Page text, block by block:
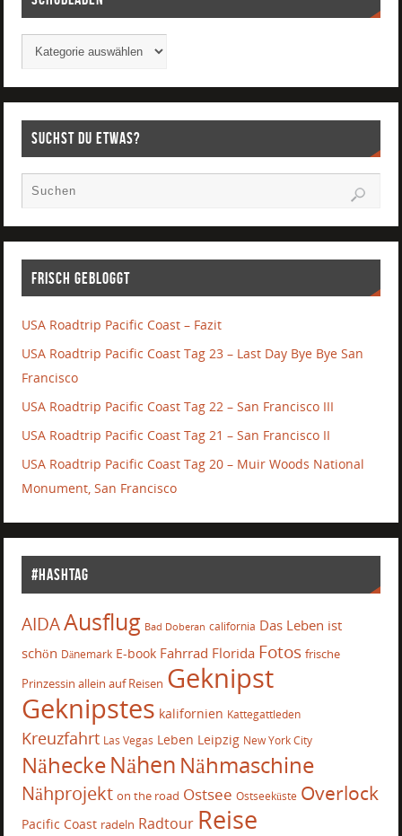
Suchst Du etwas?
Frisch gebloggt
USA Roadtrip Pacific Coast – Fazit
USA Roadtrip Pacific Coast Tag 23 – Last Day Bye Bye San
Francisco
USA Roadtrip Pacific Coast Tag 22 – San Francisco III
USA Roadtrip Pacific Coast Tag 21 – San Francisco II
USA Roadtrip Pacific Coast Tag 20 – Muir Woods National
Monument, San Francisco
#Hashtag
AIDAAusflug Bad Doberan california Das Leben ist
schön Dänemark E-book Fahrrad Florida Fotos frische
Prinzessin allein auf Reisen Geknipst
Geknipstes kalifornien Kattegattleden
Kreuzfahrt Las Vegas Leben Leipzig New York City
NäheckeNähen Nähmaschine
Nähprojekt on the road Ostsee Ostseeküste Overlock
Pacific Coast radeln Radtour Reise